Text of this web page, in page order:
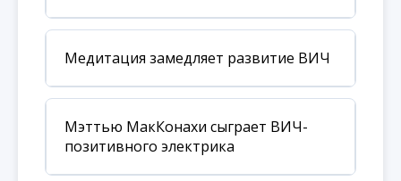
Медитация замедляет развитие ВИЧ
Мэттью МакКонахи сыграет ВИЧ-
позитивного электрика